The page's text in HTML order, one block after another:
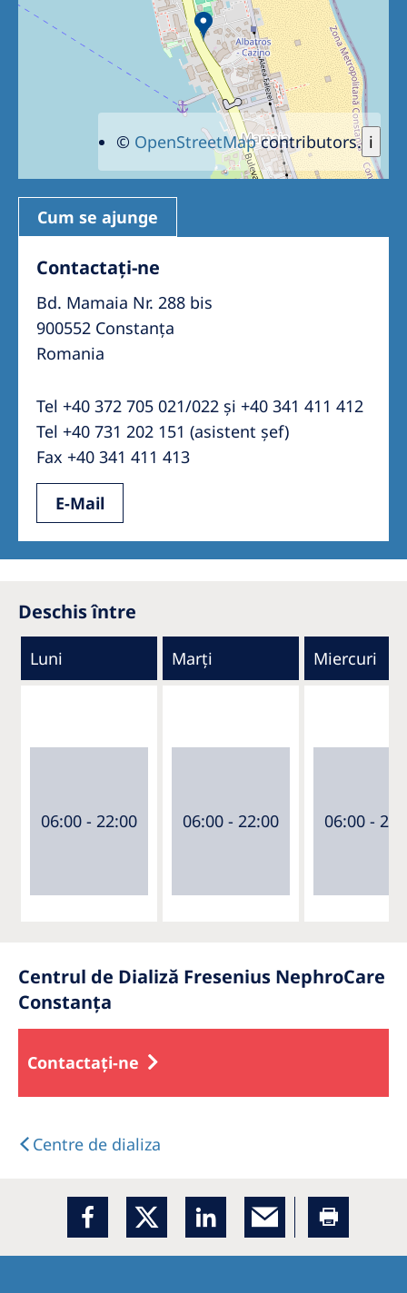
i
© OpenStreetMapcontributors.
Cum se ajunge
Contactați-ne
Bd. Mamaia Nr. 288 bis
900552 Constanța
Romania
Tel +40 372 705 021/022 și +40 341 411 412
Tel +40 731 202 151 (asistent șef)
Fax +40 341 411 413
E-Mail
Deschis între
Luni Marți Miercuri
06:00 - 22:00 06:00 - 22:00 06:00 -
Centrul de Dializă Fresenius NephroCare
Constanța
Contactați-ne
Centre de dializa